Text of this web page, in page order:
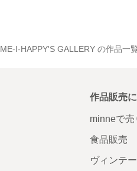
ME-I-HAPPY'S GALLERY の作品一
作品販売
minneで売
食品販売
ヴィンテ